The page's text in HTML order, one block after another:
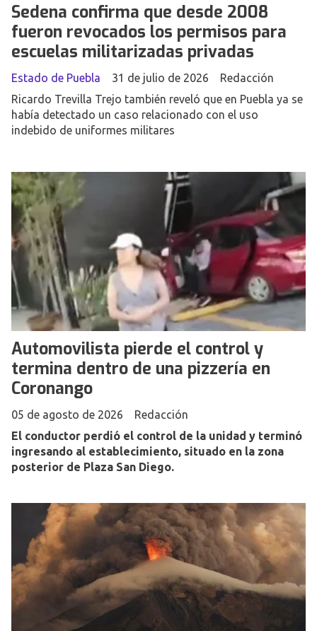
Sedena confirma que desde 2008
fueron revocados los permisos para
escuelas militarizadas privadas
Redacción
Estado de Puebla
31 de julio de 2026
Ricardo Trevilla Trejo también reveló que en Puebla ya se
había detectado un caso relacionado con el uso
indebido de uniformes militares
Automovilista pierde el control y
termina dentro de una pizzería en
Coronango
Redacción
05 de agosto de 2026
El conductor perdió el control de la unidad y terminó
ingresando al establecimiento, situado en la zona
posterior de Plaza San Diego.